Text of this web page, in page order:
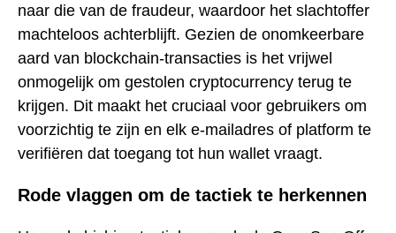
naar die van de fraudeur, waardoor het slachtoffer
machteloos achterblijft. Gezien de onomkeerbare
aard van blockchain-transacties is het vrijwel
onmogelijk om gestolen cryptocurrency terug te
krijgen. Dit maakt het cruciaal voor gebruikers om
voorzichtig te zijn en elk e-mailadres of platform te
verifiëren dat toegang tot hun wallet vraagt.
Rode vlaggen om de tactiek te herkennen